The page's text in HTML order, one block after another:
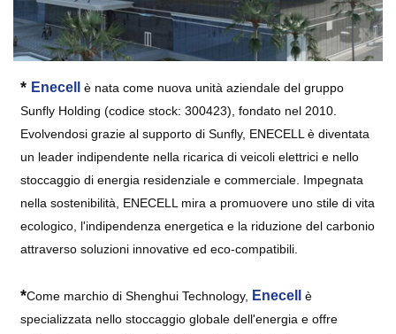
* Enecell
è nata come nuova unità aziendale del gruppo
Sunfly Holding (codice stock: 300423), fondato nel 2010.
Evolvendosi grazie al supporto di Sunfly, ENECELL è diventata
un leader indipendente nella ricarica di veicoli elettrici e nello
stoccaggio di energia residenziale e commerciale. Impegnata
nella sostenibilità, ENECELL mira a promuovere uno stile di vita
ecologico, l'indipendenza energetica e la riduzione del carbonio
attraverso soluzioni innovative ed eco-compatibili.
*Come marchio di Shenghui Technology, Enecellè
specializzata nello stoccaggio globale dell'energia e offre